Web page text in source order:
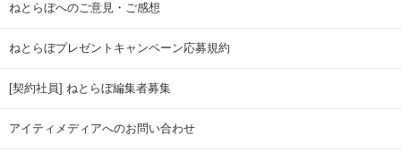
ねとらぼへのご意見・ご感想
ねとらぼプレゼントキャンペーン応募規約
[契約社員] ねとらぼ編集者募集
アイティメディアへのお問い合わせ